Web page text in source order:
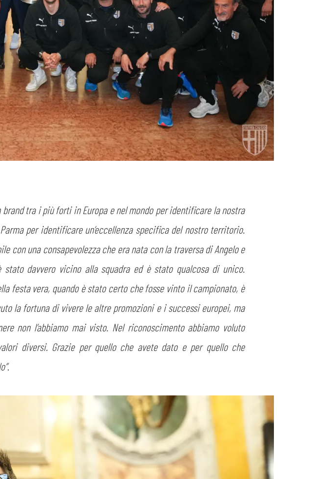
tra i più forti in Europa e nel mondo per identificare la nostra
per identificare un’eccellenza specifica del nostro territorio.
con una consapevolezza che era nata con la traversa di Angelo e
davvero vicino alla squadra ed è stato qualcosa di unico.
festa vera, quando è stato certo che fosse vinto il campionato, è
la fortuna di vivere le altre promozioni e i successi europei, ma
non l’abbiamo mai visto. Nel riconoscimento abbiamo voluto
diversi. Grazie per quello che avete dato e per quello che
.
abilitato